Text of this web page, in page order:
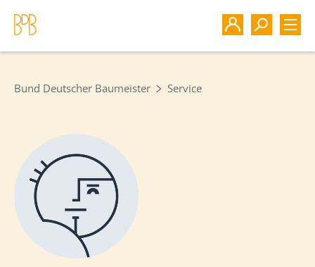
Bund Deutscher Baumeister Service